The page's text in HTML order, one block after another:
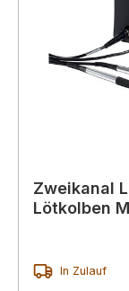
Zweikanal
Lötkolben
In Zulauf